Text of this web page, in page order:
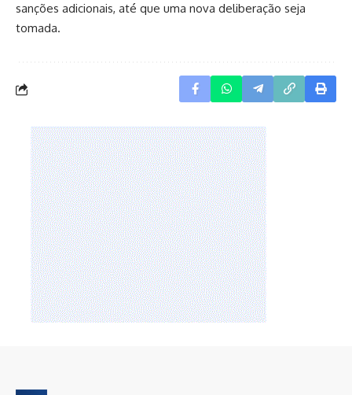
sanções adicionais, até que uma nova deliberação seja
tomada.